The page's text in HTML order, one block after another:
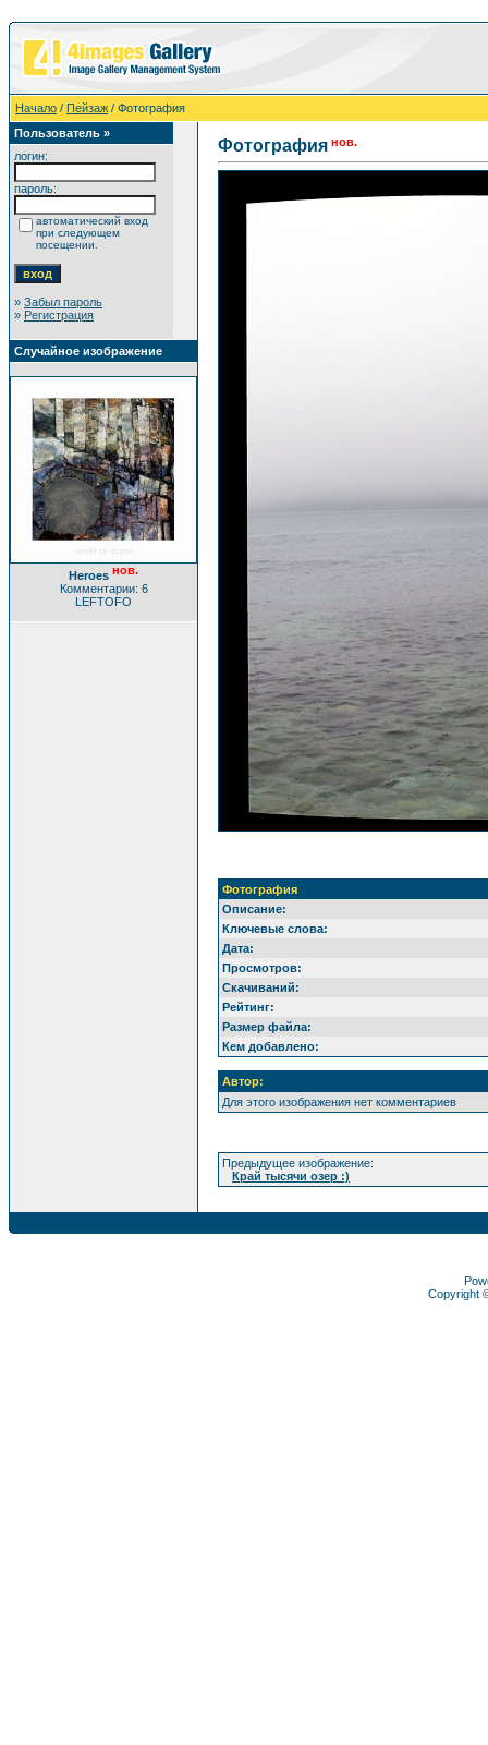
Начало / Пейзаж / Фотография
Пользователь »
логин:
пароль:
автоматический вход
при следующем
посещении.
» Забыл пароль
» Регистрация
Случайное изображение
Heroes нов.
Комментарии: 6
LEFTOFO
Фотография нов.
Фотография
Описание:
Ключевые слова:
Дата:
Просмотров:
Скачиваний:
Рейтинг:
Размер файла:
Кем добавлено:
Автор:
Для этого изображения нет комментариев
Предыдущее изображение:
Край тысячи озер :)
Copyright